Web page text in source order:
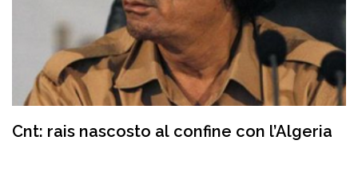
Cnt: rais nascosto al confine con l’Algeria